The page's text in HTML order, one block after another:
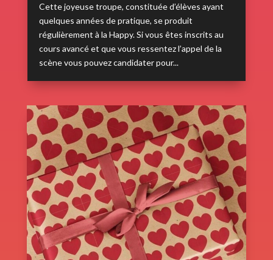
Cette joyeuse troupe, constituée d’élèves ayant
quelques années de pratique, se produit
régulièrement à la Happy. Si vous êtes inscrits au
cours avancé et que vous ressentez l’appel de la
scène vous pouvez candidater pour...